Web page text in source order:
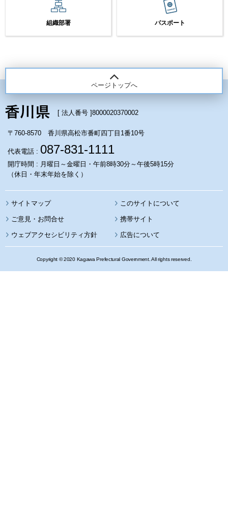
組織部署 パスポート
ページトップへ
[ 法人番号 ]8000020370002
〒760-8570 香川県高松市番町四丁目1番10号
代表電話 : 087-831-1111
開庁時間 : 月曜日～金曜日・午前8時30分～午後5時15分
（休日・年末年始を除く）
サイトマップ このサイトについて
携帯サイト
ウェブアクセシビリティ方針 広告について
Copyright © 2020 Kagawa Prefectural Government. All rights reserved.